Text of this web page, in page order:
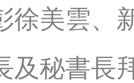
徐美雲、
及秘書長